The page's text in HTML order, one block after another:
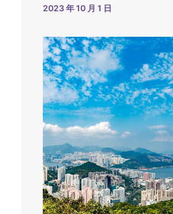
2023 年 10 月 1 日